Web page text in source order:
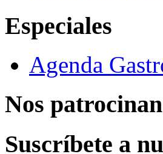
Especiales
Agenda
Nos
Suscríbete a